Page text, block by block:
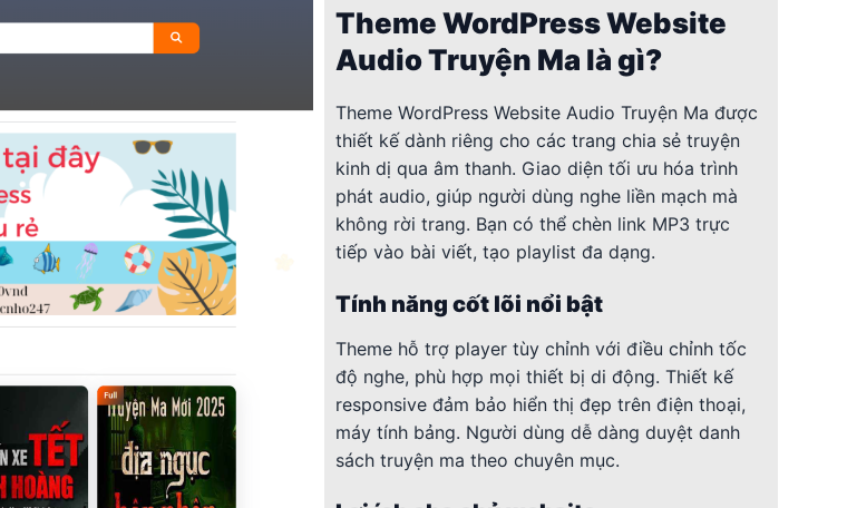
Theme WordPress Website
Audio Truyện Ma là gì?
Theme WordPress Website Audio Truyện Ma được
thiết kế dành riêng cho các trang chia sẻ truyện
kinh dị qua âm thanh. Giao diện tối ưu hóa trình
phát audio, giúp người dùng nghe liền mạch mà
không rời trang. Bạn có thể chèn link MP3 trực
tiếp vào bài viết, tạo playlist đa dạng.
Tính năng cốt lõi nổi bật
Theme hỗ trợ player tùy chỉnh với điều chỉnh tốc
độ nghe, phù hợp mọi thiết bị di động. Thiết kế
responsive đảm bảo hiển thị đẹp trên điện thoại,
máy tính bảng. Người dùng dễ dàng duyệt danh
sách truyện ma theo chuyên mục.